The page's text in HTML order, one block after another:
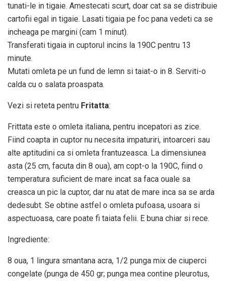
tunati-le in tigaie. Amestecati scurt, doar cat sa se distribuie
cartofii egal in tigaie. Lasati tigaia pe foc pana vedeti ca se
incheaga pe margini (cam 1 minut).
Transferati tigaia in cuptorul incins la 190C pentru 13
minute.
Mutati omleta pe un fund de lemn si taiat-o in 8. Serviti-o
calda cu o salata proaspata.
Vezi si reteta pentru Fritatta:
Frittata este o omleta italiana, pentru incepatori as zice.
Fiind coapta in cuptor nu necesita impaturiri, intoarceri sau
alte aptitudini ca si omleta frantuzeasca. La dimensiunea
asta (25 cm, facuta din 8 oua), am copt-o la 190C, fiind o
temperatura suficient de mare incat sa faca ouale sa
creasca un pic la cuptor, dar nu atat de mare inca sa se arda
dedesubt. Se obtine astfel o omleta pufoasa, usoara si
aspectuoasa, care poate fi taiata felii. E buna chiar si rece.
Ingrediente:
8 oua, 1 lingura smantana acra, 1/2 punga mix de ciuperci
congelate (punga de 450 gr; punga mea contine pleurotus,